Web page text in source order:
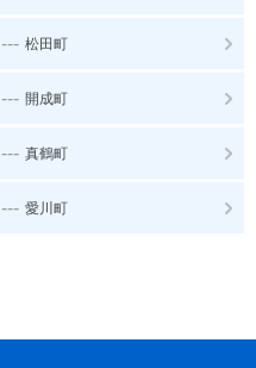
--- 松田町
--- 開成町
--- 真鶴町
--- 愛川町